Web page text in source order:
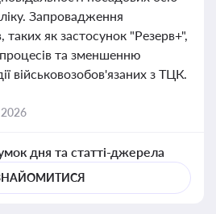
Запровадження
таких як застосунок "Резерв+",
та зменшенню
військовозобов'язаних з ТЦК.
2026
дня та статті-джерела